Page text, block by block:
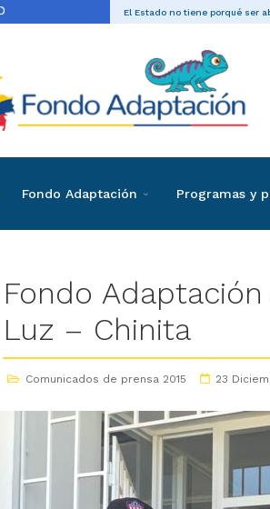
El Estado no tiene porqué ser
Fondo Adaptación Programas y
Fondo
Luz – Chinita
Comunicados de prensa 2015 23